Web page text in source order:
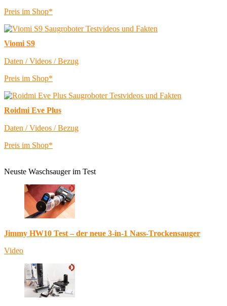
Preis im Shop*
Viomi S9
Daten / Videos / Bezug
Preis im Shop*
Roidmi Eve Plus
Daten / Videos / Bezug
Preis im Shop*
Neuste Waschsauger im Test
Jimmy HW10 Test – der neue 3-in-1 Nass-Trockensauger
Video